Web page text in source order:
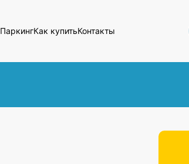
ПаркингКак купитьКонтакты